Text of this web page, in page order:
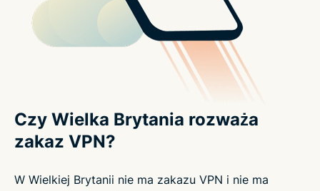
Czy Wielka Brytania rozważa
zakaz VPN?
W Wielkiej Brytanii nie ma zakazu VPN i nie ma